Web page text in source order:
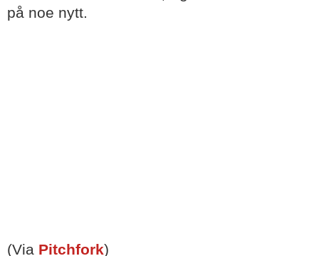
på noe nytt.
(Via Pitchfork)